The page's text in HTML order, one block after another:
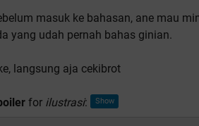
masuk ke bahasan, ane mau
yang udah pernah bahas ginian.
langsung aja cekibrot
for ilustrasi: